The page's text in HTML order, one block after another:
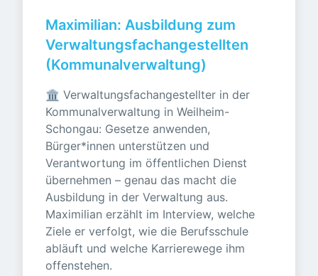
Maximilian: Ausbildung zum
Verwaltungsfachangestellten
(Kommunalverwaltung)
🏛️ Verwaltungsfachangestellter in der
Kommunalverwaltung in Weilheim-
Schongau: Gesetze anwenden,
Bürger*innen unterstützen und
Verantwortung im öffentlichen Dienst
übernehmen – genau das macht die
Ausbildung in der Verwaltung aus.
Maximilian erzählt im Interview, welche
Ziele er verfolgt, wie die Berufsschule
abläuft und welche Karrierewege ihm
offenstehen.